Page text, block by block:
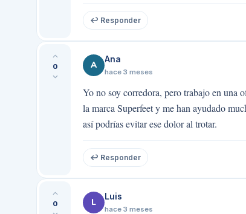
↩ Responder
0 A
Ana
hace 3 meses
Yo no soy corredora, pero trabajo en una
la marca Superfeet y me han ayudado
así podrías evitar ese dolor al trotar.
↩ Responder
0 L
Luis
hace 3 meses